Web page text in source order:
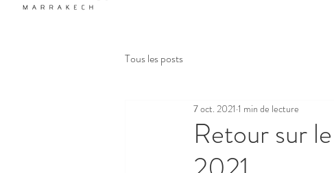
Tous les posts
Retour sur
7 oct. 2021 1 min de lecture